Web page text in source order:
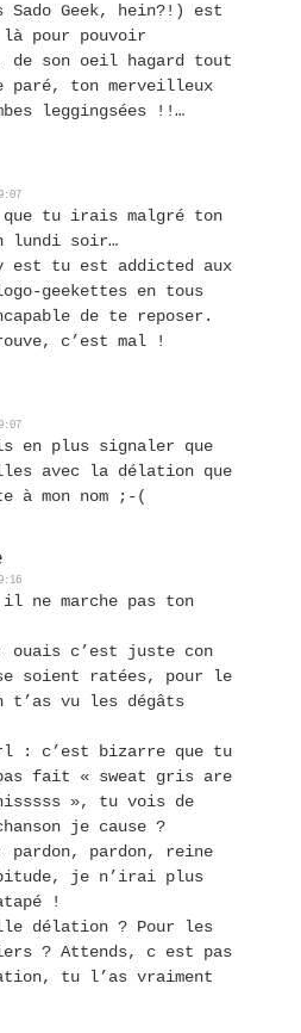
Sado Geek, hein?!) est
là pour pouvoir
de son oeil hagard tout
paré, ton merveilleux
leggingsées !!…
que tu irais malgré ton
lundi soir…
est tu est addicted aux
geekettes en tous
de te reposer.
c’est mal !
en plus signaler que
avec la délation que
à mon nom ;-(
il ne marche pas ton
ouais c’est juste con
soient ratées, pour le
t’as vu les dégâts
: c’est bizarre que tu
fait « sweat gris are
», tu vois de
je cause ?
: pardon, pardon, reine
je n’irai plus
!
délation ? Pour les
? Attends, c est pas
tu l’as vraiment